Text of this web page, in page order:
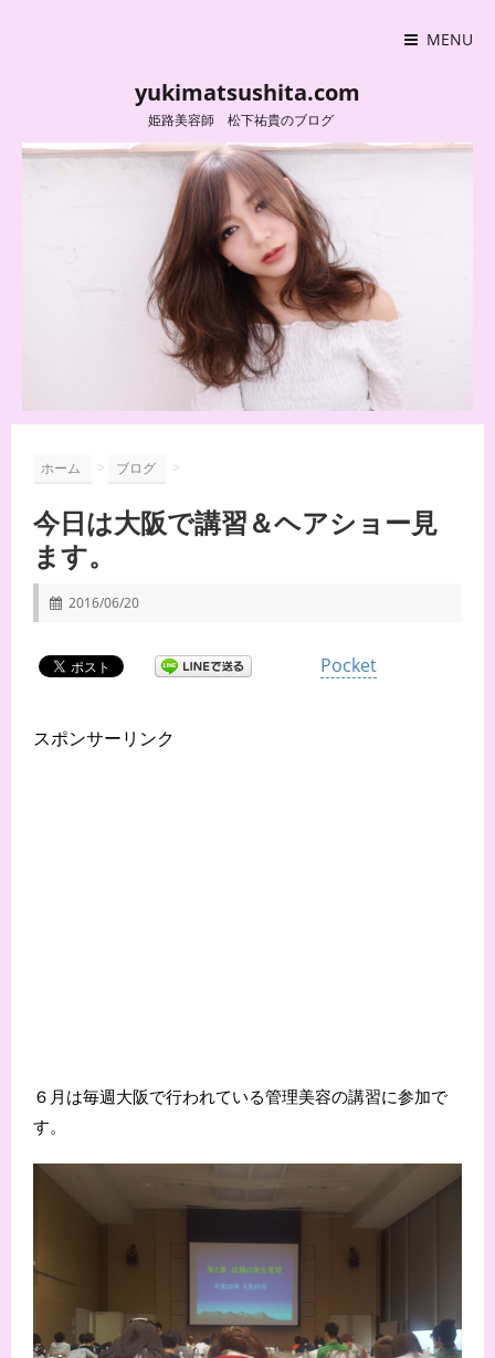
MENU
yukimatsushita.com
姫路美容師 松下祐貴のブログ
ホーム > ブログ >
今日は大阪で講習＆ヘアショー見
ます。
2016/06/20
Pocket
スポンサーリンク
６月は毎週大阪で行われている管理美容の講習に参加で
す。